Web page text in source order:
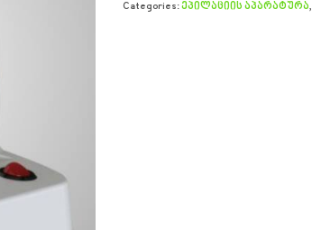
Categories:ეპილაციის აპარატურა,